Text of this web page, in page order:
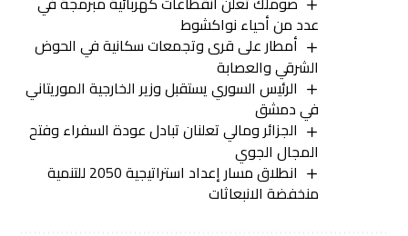
عدد من أحياء نواكشوط
أمطار على قرى وتجمعات سكانية في الحوض
الشرقي والعصابة
الرئيس السوري يستقبل وزير الخارجية الموريتاني
في دمشق
الجزائر ومالي تعلنان تبادل عودة السفراء وفتح
المجال الجوي
انطلاق مسار إعداد استراتيجية 2050 للتنمية
منخفضة الانبعاثات